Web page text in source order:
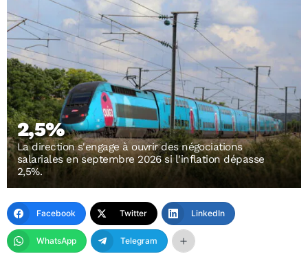
2,5%
La direction s'engage à ouvrir des négociations
salariales en septembre 2026 si l'inflation dépasse
2,5%.
Facebook Twitter LinkedIn
WhatsApp Telegram